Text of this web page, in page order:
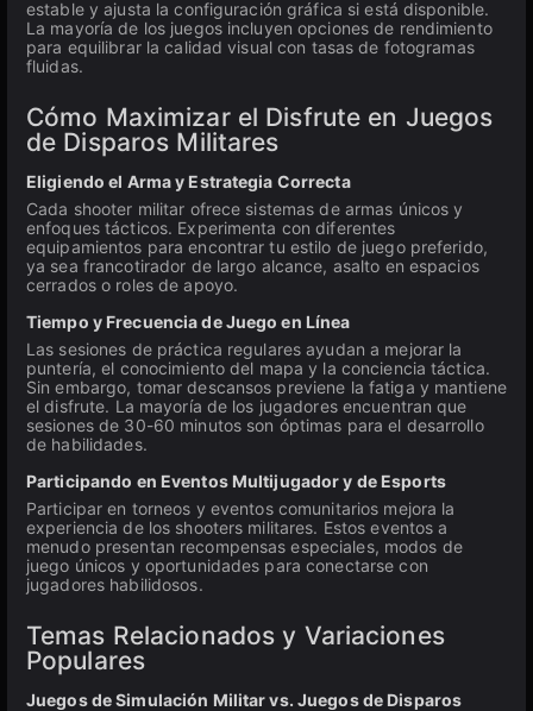
estable y ajusta la configuración gráfica si está disponible.
La mayoría de los juegos incluyen opciones de rendimiento
para equilibrar la calidad visual con tasas de fotogramas
fluidas.
Cómo Maximizar el Disfrute en Juegos
de Disparos Militares
Eligiendo el Arma y Estrategia Correcta
Cada shooter militar ofrece sistemas de armas únicos y
enfoques tácticos. Experimenta con diferentes
equipamientos para encontrar tu estilo de juego preferido,
ya sea francotirador de largo alcance, asalto en espacios
cerrados o roles de apoyo.
Tiempo y Frecuencia de Juego en Línea
Las sesiones de práctica regulares ayudan a mejorar la
puntería, el conocimiento del mapa y la conciencia táctica.
Sin embargo, tomar descansos previene la fatiga y mantiene
el disfrute. La mayoría de los jugadores encuentran que
sesiones de 30-60 minutos son óptimas para el desarrollo
de habilidades.
Participando en Eventos Multijugador y de Esports
Participar en torneos y eventos comunitarios mejora la
experiencia de los shooters militares. Estos eventos a
menudo presentan recompensas especiales, modos de
juego únicos y oportunidades para conectarse con
jugadores habilidosos.
Temas Relacionados y Variaciones
Populares
Juegos de Simulación Militar vs. Juegos de Disparos